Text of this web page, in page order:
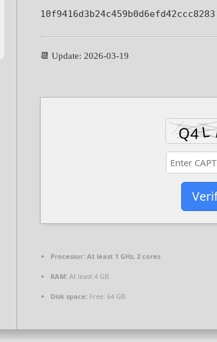
10f9416d3b24c459b0d6efd42ccc8283
📆 Update: 2026-03-19
Processor: At least 1 GHz, 2 cores
RAM: At least 4 GB
Disk space: Free: 64 GB